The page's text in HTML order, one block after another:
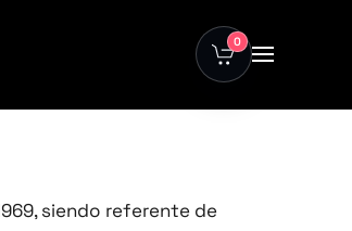
0
siendo referente de